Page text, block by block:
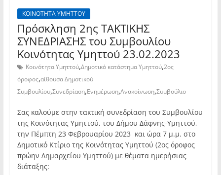
ΚΟΙΝΟΤΗΤΑ ΥΜΗΤΤΟΥ
Πρόσκληση 2ης TAKTIKHΣ
ΣΥΝΕΔΡΙΑΣΗΣ του Συμβουλίου
Κοινότητας Υμηττού 23.02.2023
Κοινότητα Υμηττού,Δημοτικό κατάστημα Υμηττού,2ος
όροφος,αίθουσα Δημοτικού
Συμβουλίου,Συνεδρίαση,Ενημέρωση,Ανακοίνωση,Συμβούλιο
Σας καλούμε στην τακτική συνεδρίαση του Συμβουλίου
της Κοινότητας Υμηττού, του Δήμου Δάφνης-Υμηττού,
την Πέμπτη 23 Φεβρουαρίου 2023 και ώρα 7 μ.μ. στο
Δημοτικό Κτίριο της Κοινότητας Υμηττού (2ος όροφος
πρώην Δημαρχείου Υμηττού) με θέματα ημερήσιας
διάταξης: